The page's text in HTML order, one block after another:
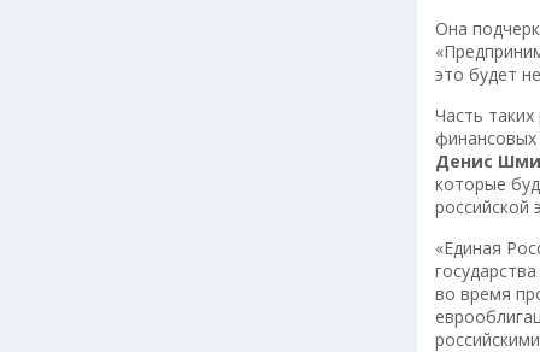
Она
это будет
Часть
Денис
которые
российской
«Единая
во время